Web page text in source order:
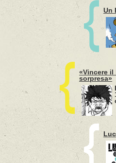
Un
«Vincere il
sorpresa»